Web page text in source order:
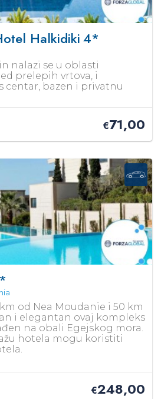
Halkidiki4*
nalazi se u oblasti
prelepih vrtova, i
centar, bazen i privatnu
€71,00
od Nea Moudanie i 50 km
i elegantan ovaj kompleks
na obali Egejskog mora.
hotela mogu koristiti
€248,00